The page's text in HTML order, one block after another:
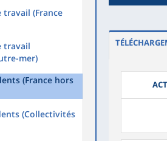
travail (France
travail
mer)
(France hors
(Collectivités